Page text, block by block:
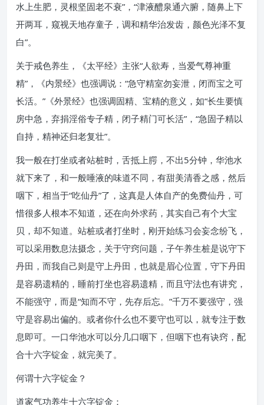
水上生肥，灵根坚固老不衰”，“津液醴泉通六腑，随鼻上下
开两耳，窥视天地存童子，调和精华治发齿，颜色光泽不复
白”。
关于戒色养生，《太平经》主张“人欲寿，当爱气尊神重
精”，《内景经》也强调说：“急守精室勿妄泄，闭而宝之可
长活。”《外景经》也强调固精、宝精的意义，如“长生要慎
房中急，弃捐淫俗专子精，闭子精门可长活”，“急固子精以
自持，精神还归老复壮”。
我一般在打坐或者站桩时，舌抵上腭，不出5分钟，华池水
就下来了，和一般唾液的味道不同，有甜美清香之感，然后
咽下，相当于“吃仙丹”了，这真是人体自产的免费仙丹，可
惜很多人根本不知道，还在向外求药，其实自己有个大宝
贝，却不知道。站桩或者打坐时，刚开始练习会妄念纷飞，
可以采用数息法摄念，关于守窍问题，子午养生桩是说守下
丹田，而我自己则是守上丹田，也就是眉心位置，守下丹田
是容易遗精的，睡前打坐也容易遗精，而且守法也有讲究，
不能强守，而是“知而不守，先存后忘。”千万不要强守，强
守是容易出偏的。或者你什么也不要守也可以，就专注于数
息即可。一口华池水可以分几口咽下，但咽下也有诀窍，配
合十六字锭金，就完美了。
何谓十六字锭金？
道家气功养生十六字锭金：